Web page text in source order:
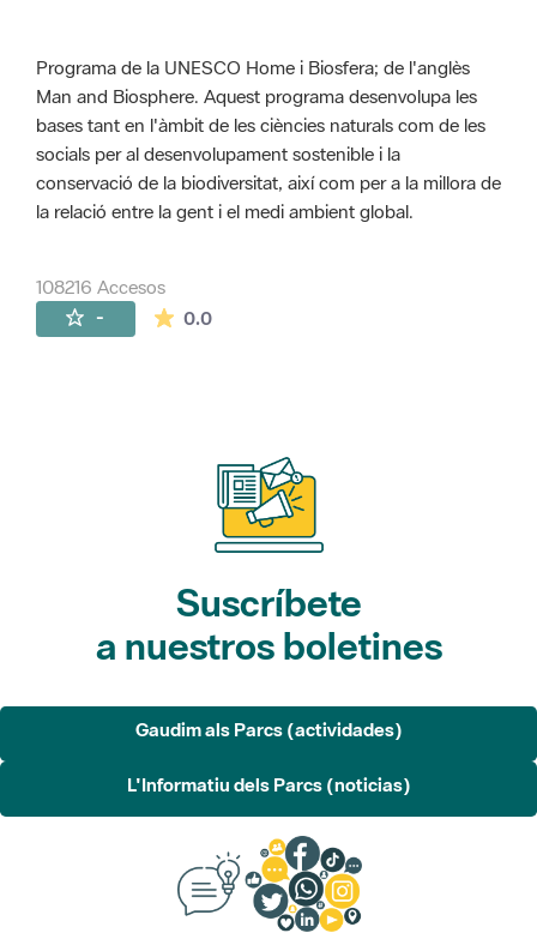
Programa de la UNESCO Home i Biosfera; de l'anglès
Man and Biosphere. Aquest programa desenvolupa les
bases tant en l'àmbit de les ciències naturals com de les
socials per al desenvolupament sostenible i la
conservació de la biodiversitat, així com per a la millora de
la relació entre la gent i el medi ambient global.
108216 Accesos
- 0.0La valoración media es de 0 estrellas de
Suscríbete
a nuestros boletines
Gaudim als Parcs (actividades)
L'Informatiu dels Parcs (noticias)